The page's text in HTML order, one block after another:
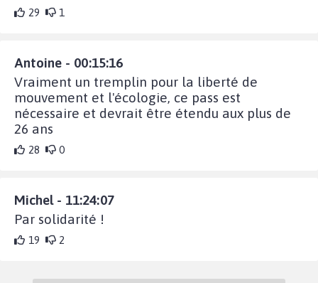
29 1
Antoine - 00:15:16
Vraiment un tremplin pour la liberté de
mouvement et l'écologie, ce pass est
nécessaire et devrait être étendu aux plus de
26 ans
28 0
Michel - 11:24:07
Par solidarité !
19 2